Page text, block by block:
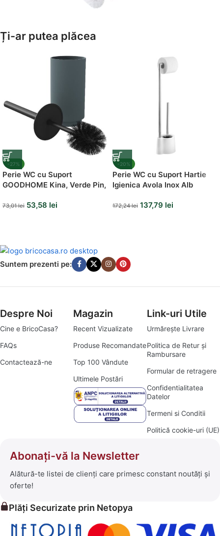
Suporți Hârtie Igenică
Vezi Oferta
Ți-ar putea plăcea
-27%
Perie WC cu Suport
GOODHOME Kina, Verde Pin,
73,01lei 53,58 lei
-20%
Perie WC cu Suport Hartie
Igienica Avola Inox Alb
172,24lei 137,79 lei
Suntem prezenti pe:
Despre Noi
Cine e BricoCasa?
FAQs
Contactează-ne
Magazin
Recent Vizualizate
Produse Recomandate
Top 100 Vândute
Ultimele Postări
Link-uri Utile
Urmărește Livrare
Politica de Retur și
Rambursare
Formular de retragere
Confidentialitatea
Datelor
Termeni si Conditii
Politică cookie-uri (UE)
Abonați-vă la Newsletter
Alătură-te listei de clienți care primesc constant noutăți și
oferte!
Plăți Securizate prin Netopya